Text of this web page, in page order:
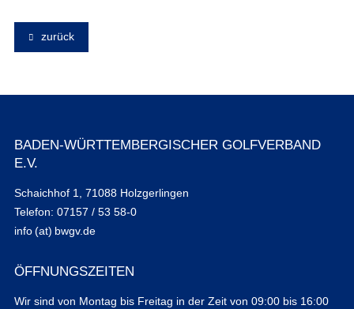
zurück
BADEN-WÜRTTEMBERGISCHER GOLFVERBAND
E.V.
Schaichhof 1, 71088 Holzgerlingen
Telefon: 07157 / 53 58-0
info (at) bwgv.de
ÖFFNUNGSZEITEN
Wir sind von Montag bis Freitag in der Zeit von 09:00 bis 16:00